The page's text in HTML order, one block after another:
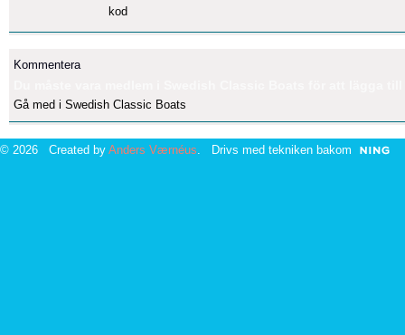
kod
Kommentera
Gå med i Swedish Classic Boats
© 2026 Created by Anders Værnéus . Drivs med tekniken bakom